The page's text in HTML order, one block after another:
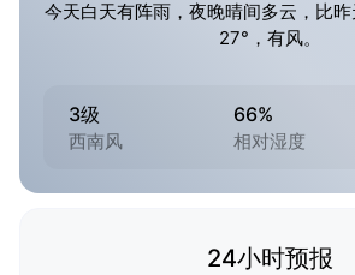
今天白天有阵雨，夜晚晴间多云，比
27°，有风。
3级
西南风
66%
相对湿度
24小时预报